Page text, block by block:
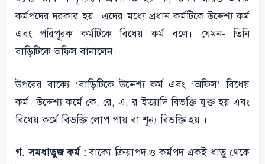
কর্মপদের দরকার হয়। এদের মধ্যে প্রধান কর্মটিকে উদ্দেশ্য কর্ম
এবং পরিপূরক কর্মটিকে বিধেয় কর্ম বলে। যেমন- তিনি
বাড়িটিকে অফিস বানালেন।
উপরের বাক্যে ‘বাড়িটিকে উদ্দেশ্য কর্ম এবং ‘অফিস’ বিধেয়
কর্ম। উদ্দেশ্য কর্মে কে, রে, এ, র ইত্যাদি বিভক্তি যুক্ত হয় এবং
বিধেয় কর্মে বিভক্তি লোপ পায় বা শূন্য বিভক্তি হয় ।
গ. সমধাতুজ কর্ম :বাক্যে ক্রিয়াপদ ও কর্মপদ একই ধাতু থেকে